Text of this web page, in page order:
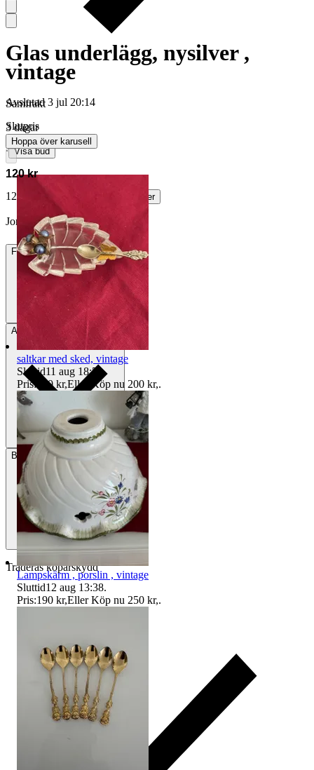
Glas underlägg, nysilver ,
vintage
Avslutad 3 jul 20:14
Slutpris
∙ Visa bud
120 kr
128 kr med köparskydd.
Läs mer
Jonatan32 vann auktionen
FraktFrån 55 kr
Avhämtning Solna, Sverige
BetalningVia Tradera
Traderas köparskydd
Samfrakt
3 dagar
Hoppa över karusell
saltkar med sked, vintage
Sluttid11 aug 18:51.
Pris:
170 kr,Eller Köp nu 200 kr,.
Lampskärm , porslin , vintage
Sluttid12 aug 13:38.
Pris:190 kr,Eller Köp nu 250 kr,.